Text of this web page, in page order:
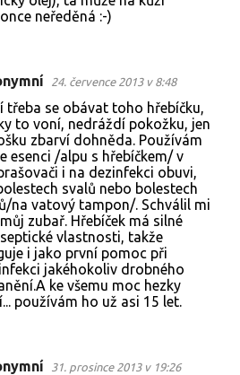
neředěná :-)
24. července 2013 v 8:48
třeba se obávat toho hřebíčku,
to voní, nedráždí pokožku, jen
zbarví dohněda. Používám
esenci /alpu s hřebíčkem/ v
i na dezinfekci obuvi,
svalů nebo bolestech
na vatový tampon/. Schválil mi
zubař. Hřebíček má silné
vlastnosti, takže
i jako první pomoc při
jakéhokoliv drobného
ke všemu moc hezky
používám ho už asi 15 let.
31. prosince 2013 v 19:26